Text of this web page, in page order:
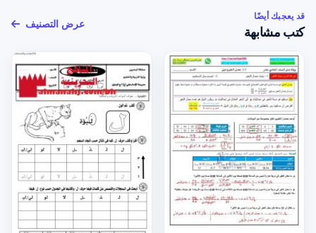
قد يعجبك أيضًا
كتب مشابهة
عرض التصنيف